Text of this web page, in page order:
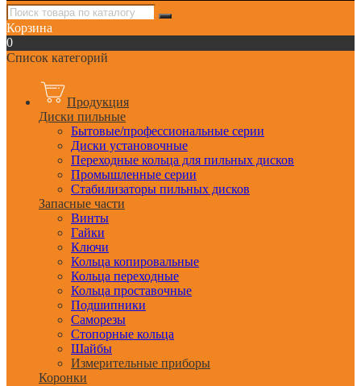
Корзина
0
Список категорий
Продукция
Диски пильные
Бытовые/профессиональные серии
Диски установочные
Переходные кольца для пильных дисков
Промышленные серии
Стабилизаторы пильных дисков
Запасные части
Винты
Гайки
Ключи
Кольца копировальные
Кольца переходные
Кольца проставочные
Подшипники
Саморезы
Стопорные кольца
Шайбы
Измерительные приборы
Коронки